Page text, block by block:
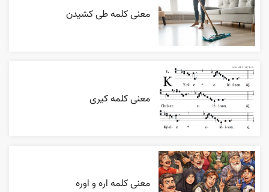
معنی کلمه طی کشیدن
معنی کلمه کیری
معنی کلمه اره و اوره